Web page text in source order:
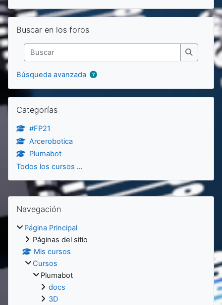
Salta Buscar en los foros
Buscar en los foros
Buscar
Buscar
Búsqueda avanzada
Salta Categorías
Categorías
#FP21
Arcerobotica
Plumabot
Todos los cursos ...
Bloques
Salta Navegación
Navegación
Página Principal
Páginas del sitio
Mis cursos
Cursos
Plumabot
docs
3D